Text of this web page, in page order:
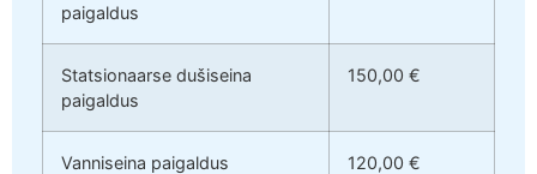
paigaldus
Statsionaarse dušiseina
paigaldus
150,00 €
Vanniseina paigaldus 120,00 €